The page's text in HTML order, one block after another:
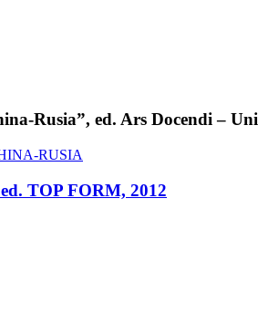
Rusia”, ed. Ars Docendi –
TOP FORM, 2012